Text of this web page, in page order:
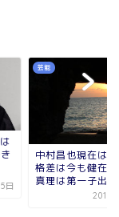
芸能
中村昌也現在は太っ
格差は今も健在元嫁
真理は第一子出産！
2019年8